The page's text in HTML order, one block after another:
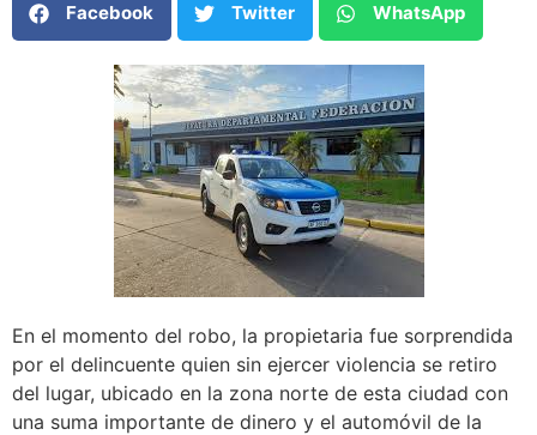
Facebook Twitter WhatsApp
En el momento del robo, la propietaria fue sorprendida
por el delincuente quien sin ejercer violencia se retiro
del lugar, ubicado en la zona norte de esta ciudad con
una suma importante de dinero y el automóvil de la